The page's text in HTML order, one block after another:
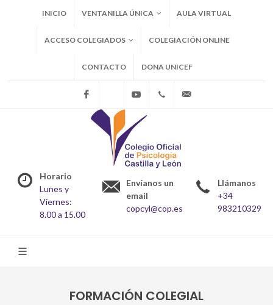
INICIO VENTANILLA ÚNICA AULA VIRTUAL
ACCESO COLEGIADOS COLEGIACIÓN ONLINE
CONTACTO DONA UNICEF
Facebook Youtube +34983210329
Horario
Lunes y
Viernes:
8.00 a 15.00
Envíanos un
email
copcyl@cop.es
Llámanos
+34
983210329
FORMACIÓN COLEGIAL